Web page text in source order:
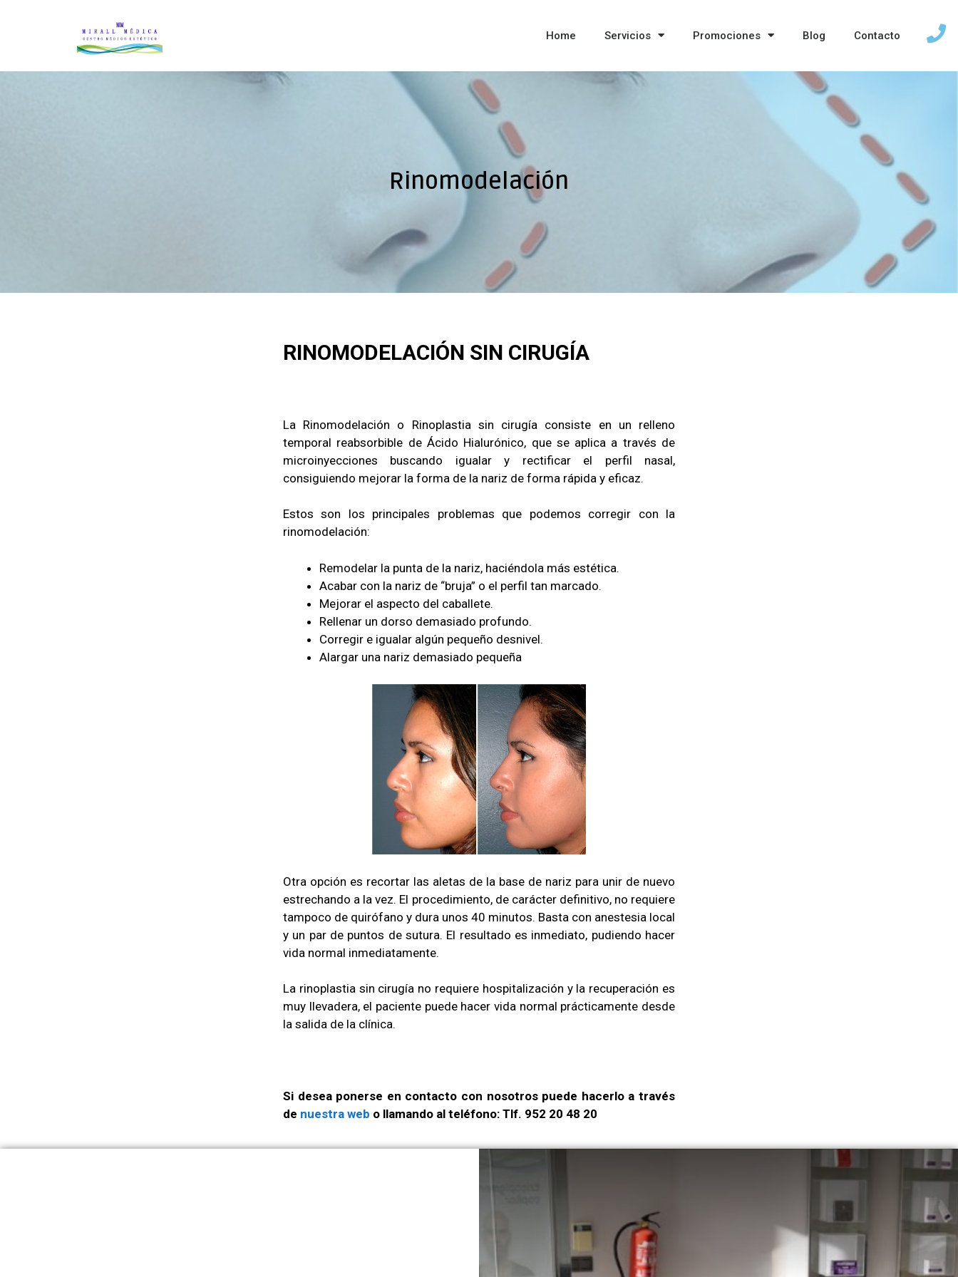
Home Servicios Promociones Blog Contacto
Rinomodelación
RINOMODELACIÓN SIN CIRUGÍA
La Rinomodelación o Rinoplastia sin cirugía consiste en un relleno
temporal reabsorbible de Ácido Hialurónico, que se aplica a través de
microinyecciones buscando igualar y rectificar el perfil nasal,
consiguiendo mejorar la forma de la nariz de forma rápida y eficaz.
Estos son los principales problemas que podemos corregir con la
rinomodelación:
Remodelar la punta de la nariz, haciéndola más estética.
Acabar con la nariz de “bruja” o el perfil tan marcado.
Mejorar el aspecto del caballete.
Rellenar un dorso demasiado profundo.
Corregir e igualar algún pequeño desnivel.
Alargar una nariz demasiado pequeña
Otra opción es recortar las aletas de la base de nariz para unir de nuevo
estrechando a la vez. El procedimiento, de carácter definitivo, no requiere
tampoco de quirófano y dura unos 40 minutos. Basta con anestesia local
y un par de puntos de sutura. El resultado es inmediato, pudiendo hacer
vida normal inmediatamente.
La rinoplastia sin cirugía no requiere hospitalización y la recuperación es
muy llevadera, el paciente puede hacer vida normal prácticamente desde
la salida de la clínica.
Si desea ponerse en contacto con nosotros puede hacerlo a través
de nuestra web o llamando al teléfono: Tlf. 952 20 48 20